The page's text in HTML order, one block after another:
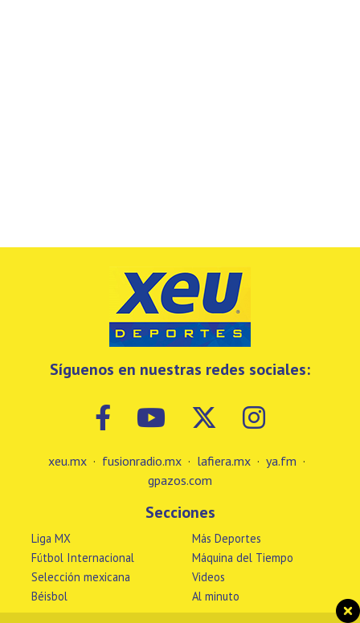
Síguenos en nuestras redes sociales:
xeu.mx · fusionradio.mx · lafiera.mx · ya.fm ·
gpazos.com
Secciones
Liga MX
Fútbol Internacional
Selección mexicana
Béisbol
Más Deportes
Máquina del Tiempo
Videos
Al minuto